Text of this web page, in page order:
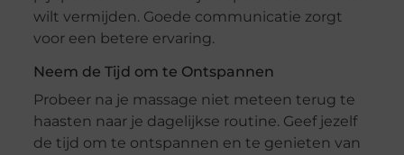
wilt vermijden. Goede communicatie zorgt
voor een betere ervaring.
Neem de Tijd om te Ontspannen
Probeer na je massage niet meteen terug te
haasten naar je dagelijkse routine. Geef jezelf
de tijd om te ontspannen en te genieten van